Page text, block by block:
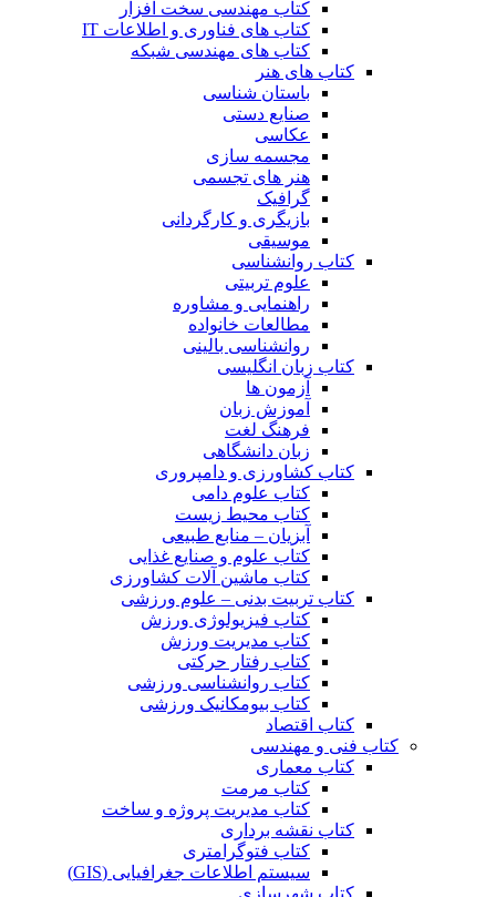
کتاب مهندسی سخت افزار
کتاب های فناوری و اطلاعات IT
کتاب های مهندسی شبکه
کتاب های هنر
باستان شناسی
صنایع دستی
عکاسی
مجسمه سازی
هنر های تجسمی
گرافیک
بازیگری و کارگردانی
موسیقی
کتاب روانشناسی
علوم تربیتی
راهنمایی و مشاوره
مطالعات خانواده
روانشناسی بالینی
کتاب زبان انگلیسی
آزمون ها
آموزش زبان
فرهنگ لغت
زبان دانشگاهی
کتاب کشاورزی و دامپروری
کتاب علوم دامی
کتاب محیط زیست
آبزیان – منابع طبیعی
کتاب علوم و صنایع غذایی
کتاب ماشین آلات کشاورزی
کتاب تربیت بدنی – علوم ورزشی
کتاب فیزیولوژی ورزش
کتاب مدیریت ورزش
کتاب رفتار حرکتی
کتاب روانشناسی ورزشی
کتاب بیومکانیک ورزشی
کتاب اقتصاد
کتاب فنی و مهندسی
کتاب معماری
کتاب مرمت
کتاب مدیریت پروژه و ساخت
کتاب نقشه برداری
کتاب فتوگرامتری
سیستم اطلاعات جغرافیایی (GIS)
کتاب شهرسازی